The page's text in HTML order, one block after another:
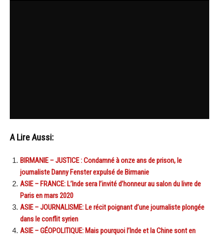
A Lire Aussi:
BIRMANIE – JUSTICE : Condamné à onze ans de prison, le
journaliste Danny Fenster expulsé de Birmanie
ASIE – FRANCE: L’Inde sera l’invité d’honneur au salon du livre de
Paris en mars 2020
ASIE – JOURNALISME: Le récit poignant d’une journaliste plongée
dans le conflit syrien
ASIE – GÉOPOLITIQUE: Mais pourquoi l’Inde et la Chine sont en